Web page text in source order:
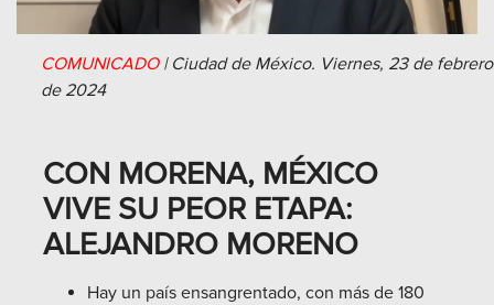
COMUNICADO| Ciudad de México. Viernes, 23 de febrero
de 2024
CON MORENA, MÉXICO
VIVE SU PEOR ETAPA:
ALEJANDRO MORENO
Hay un país ensangrentado, con más de 180